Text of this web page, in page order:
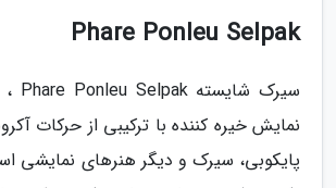
Phare Ponleu Selpak
نمایش خیره کننده با ترکیبی از حرکات
پایکوبی، سیرک و دیگر هنرهای نمایشی